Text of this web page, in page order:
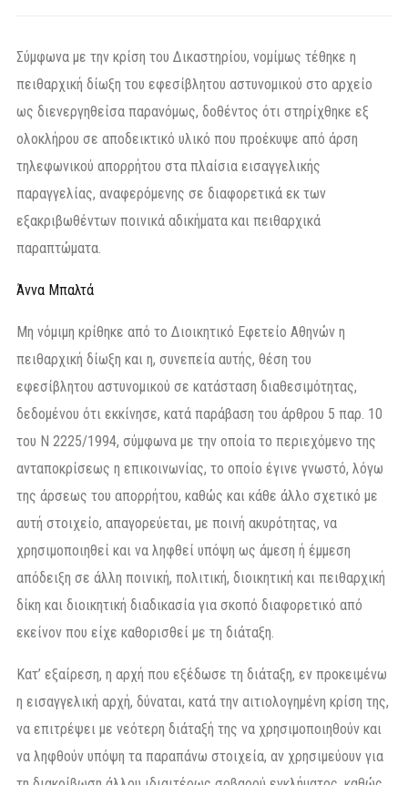
Σύμφωνα με την κρίση του Δικαστηρίου, νομίμως τέθηκε η
πειθαρχική δίωξη του εφεσίβλητου αστυνομικού στο αρχείο
ως διενεργηθείσα παρανόμως, δοθέντος ότι στηρίχθηκε εξ
ολοκλήρου σε αποδεικτικό υλικό που προέκυψε από άρση
τηλεφωνικού απορρήτου στα πλαίσια εισαγγελικής
παραγγελίας, αναφερόμενης σε διαφορετικά εκ των
εξακριβωθέντων ποινικά αδικήματα και πειθαρχικά
παραπτώματα.
Άννα Μπαλτά
Μη νόμιμη κρίθηκε από το Διοικητικό Εφετείο Αθηνών η
πειθαρχική δίωξη και η, συνεπεία αυτής, θέση του
εφεσίβλητου αστυνομικού σε κατάσταση διαθεσιμότητας,
δεδομένου ότι εκκίνησε, κατά παράβαση του άρθρου 5 παρ. 10
του Ν 2225/1994, σύμφωνα με την οποία το περιεχόμενο της
ανταποκρίσεως η επικοινωνίας, το οποίο έγινε γνωστό, λόγω
της άρσεως του απορρήτου, καθώς και κάθε άλλο σχετικό με
αυτή στοιχείο, απαγορεύεται, με ποινή ακυρότητας, να
χρησιμοποιηθεί και να ληφθεί υπόψη ως άμεση ή έμμεση
απόδειξη σε άλλη ποινική, πολιτική, διοικητική και πειθαρχική
δίκη και διοικητική διαδικασία για σκοπό διαφορετικό από
εκείνον που είχε καθορισθεί με τη διάταξη.
Κατ’ εξαίρεση, η αρχή που εξέδωσε τη διάταξη, εν προκειμένω
η εισαγγελική αρχή, δύναται, κατά την αιτιολογημένη κρίση της,
να επιτρέψει με νεότερη διάταξή της να χρησιμοποιηθούν και
να ληφθούν υπόψη τα παραπάνω στοιχεία, αν χρησιμεύουν για